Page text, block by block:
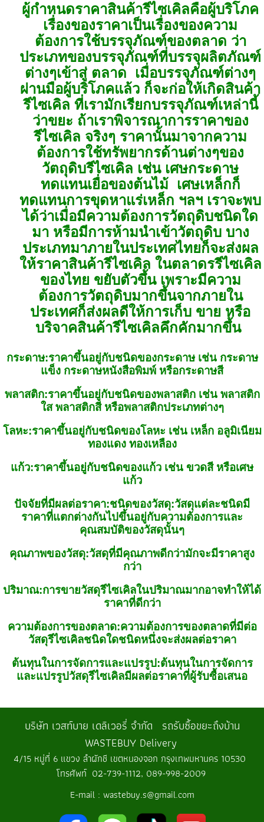
ผู้กำหนดราคาสินค้ารีไซเคิลคือผู้บริโภค
เรื่องของราคาเป็นเรื่องของความ
ต้องการใช้บรรจุภัณฑ์ของตลาด ว่า
ประเภทของบรรจุภัณฑ์ที่บรรจุผลิตภัณฑ์
ต่างๆเข้าสู่ ตลาด เมื่อบรรจุภัณฑ์ต่างๆ
ผ่านมือผู้บริโภคแล้ว ก็จะก่อให้เกิดสินค้า
รีไซเคิล ที่เรามักเรียกบรรจุภัณฑ์เหล่านี้
ว่าขยะ ถ้าเราพิจารณาการราคาของ
รีไซเคิล จริงๆ ราคานั้นมาจากความ
ต้องการใช้ทรัพยากรด้านต่างๆของ
วัตถุดิบรีไซเคิล เช่น เศษกระดาษ
ทดแทนเยื่อของต้นไม้ เศษเหล็กก็
ทดแทนการขุดหาแร่เหล็ก ฯลฯ เราจะพบ
ได้ว่าเมื่อมีความต้องการวัตถุดิบชนิดใด
มา หรือมีการห้ามนำเข้าวัตถุดิบ บาง
ประเภทมาภายในประเทศไทยก็จะส่งผล
ให้ราคาสินค้ารีไซเคิล ในตลาดรรีไซเคิล
ของไทย ขยับตัวขึ้น เพราะมีความ
ต้องการวัตถุดิบมากขึ้นจากภายใน
ประเทศก็ส่งผลดีให้การเก็บ ขาย หรือ
บริจาคสินค้ารีไซเคิลคึกคักมากขึ้น
กระดาษ:ราคาขึ้นอยู่กับชนิดของกระดาษ เช่น กระดาษ
แข็ง กระดาษหนังสือพิมพ์ หรือกระดาษสี
พลาสติก:ราคาขึ้นอยู่กับชนิดของพลาสติก เช่น พลาสติก
ใส พลาสติกสี หรือพลาสติกประเภทต่างๆ
โลหะ:ราคาขึ้นอยู่กับชนิดของโลหะ เช่น เหล็ก อลูมิเนียม
ทองแดง ทองเหลือง
แก้ว:ราคาขึ้นอยู่กับชนิดของแก้ว เช่น ขวดสี หรือเศษ
แก้ว
ปัจจัยที่มีผลต่อราคา:ชนิดของวัสดุ:วัสดุแต่ละชนิดมี
ราคาที่แตกต่างกันไปขึ้นอยู่กับความต้องการและ
คุณสมบัติของวัสดุนั้นๆ
คุณภาพของวัสดุ:วัสดุที่มีคุณภาพดีกว่ามักจะมีราคาสูง
กว่า
ปริมาณ:การขายวัสดุรีไซเคิลในปริมาณมากอาจทำให้ได้
ราคาที่ดีกว่า
ความต้องการของตลาด:ความต้องการของตลาดที่มีต่อ
วัสดุรีไซเคิลชนิดใดชนิดหนึ่งจะส่งผลต่อราคา
ต้นทุนในการจัดการและแปรรูป:ต้นทุนในการจัดการ
และแปรรูปวัสดุรีไซเคิลมีผลต่อราคาที่ผู้รับซื้อเสนอ
บริษัท เวสท์บาย เดลิเวอรี่ จำกัด รถรับซื้อขยะถึงบ้าน
WASTEBUY Delivery
4/15 หมู่ที่ 6 แขวง ลำผักชี เขตหนองจอก กรุงเทพมหานคร 10530
โทรศัพท์ 02-739-1112, 089-998-2009
E-mail : wastebuy.s@gmail.com